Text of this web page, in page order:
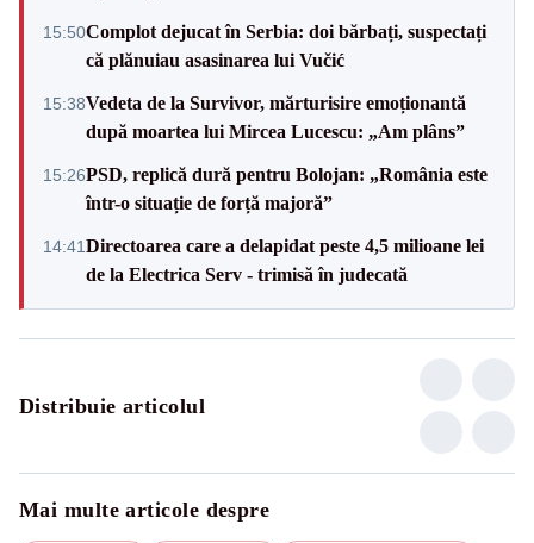
15:50Complot dejucat în Serbia: doi bărbați, suspectați
că plănuiau asasinarea lui Vučić
15:38Vedeta de la Survivor, mărturisire emoționantă
după moartea lui Mircea Lucescu: „Am plâns”
15:26PSD, replică dură pentru Bolojan: „România este
într-o situație de forță majoră”
14:41Directoarea care a delapidat peste 4,5 milioane lei
de la Electrica Serv - trimisă în judecată
Distribuie articolul
Mai multe articole despre